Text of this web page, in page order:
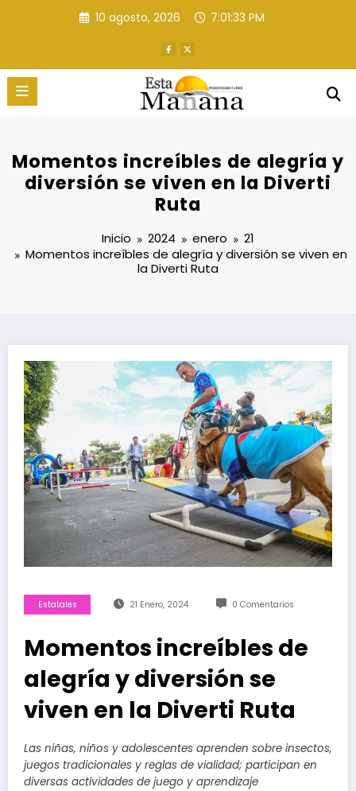
10 agosto, 2026 7:01:34 PM
Momentos increíbles de alegría y
diversión se viven en la Diverti
Ruta
Inicio 2024 enero
21
Momentos increíbles de alegría y diversión se viven en
la Diverti Ruta
Estatales 21 Enero, 2024 0 Comentarios
Momentos increíbles de
alegría y diversión se
viven en la Diverti Ruta
Las niñas, niños y adolescentes aprenden sobre insectos,
juegos tradicionales y reglas de vialidad; participan en
diversas actividades de juego y aprendizaje